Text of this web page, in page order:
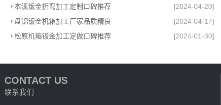
本溪钣金折弯加工定制口碑推荐
[2024-04-20]
盘锦钣金机箱加工厂家品质精良
[2024-04-17]
松原机箱钣金加工定做口碑推荐
[2024-01-30]
CONTACT US
联系我们